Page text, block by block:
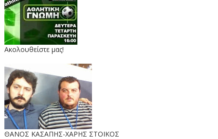
Ακολουθείστε μας!
ΘΑΝΟΣ ΚΑΣΑΠΗΣ-ΧΑΡΗΣ ΣΤΟΙΚΟΣ